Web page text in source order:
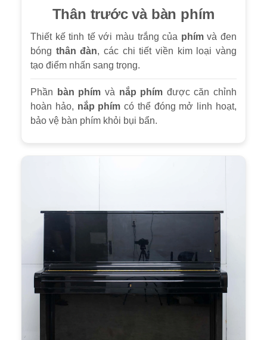
Thân trước và bàn phím
Thiết kế tinh tế với màu trắng của phímvà đen
bóng thân đàn, các chi tiết viền kim loại vàng
tạo điểm nhấn sang trọng.
Phần bàn phím và nắp phím được căn chỉnh
hoàn hảo, nắp phím có thể đóng mở linh hoạt,
bảo vệ bàn phím khỏi bụi bẩn.